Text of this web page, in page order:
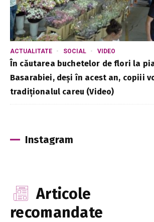
ACTUALITATE SOCIAL VIDEO
În căutarea buchetelor de flori la
Basarabiei, deși în acest an, copiii
tradiționalul careu (Video)
Instagram
Articole
recomandate